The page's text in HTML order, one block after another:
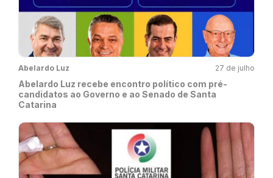
Abelardo Luz 27 de julho
Abelardo Luz recebe encontro político com pré-
candidatos ao Governo e ao Senado de Santa
Catarina